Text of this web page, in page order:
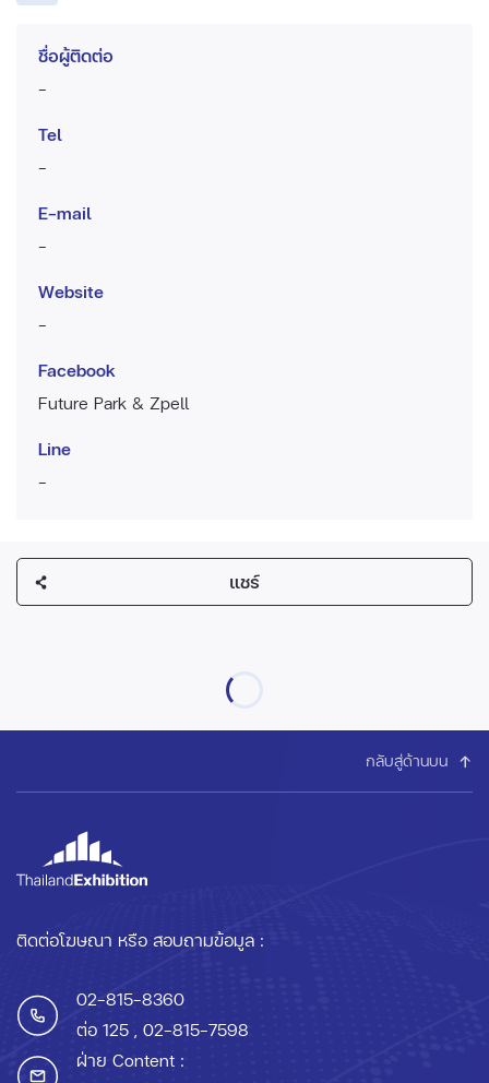
ชื่อผู้ติดต่อ
-
Tel
-
E-mail
-
Website
-
Facebook
Future Park & Zpell
Line
-
แชร์
กลับสู่ด้านบน
ติดต่อโฆษณา หรือ สอบถามข้อมูล :
02-815-8360
ต่อ 125 , 02-815-7598
ฝ่าย Content :